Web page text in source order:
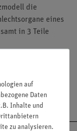
die
eines
in 3 Teile
€
auf
Daten
Inhalte und
zu analysieren.